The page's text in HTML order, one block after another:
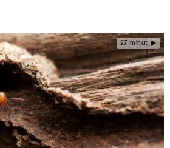
27 minut